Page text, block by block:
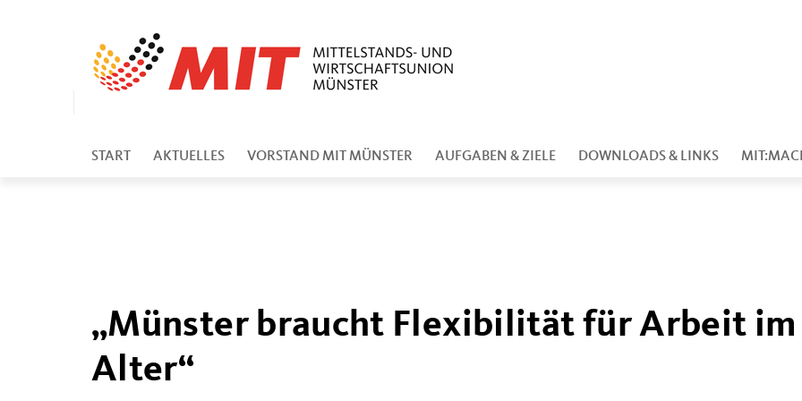
START AKTUELLES VORSTAND MIT MÜNSTER AUFGABEN & ZIELE DOWNLOADS & LINKS
Münster braucht Flexibilität für Arbeit im
Alter“